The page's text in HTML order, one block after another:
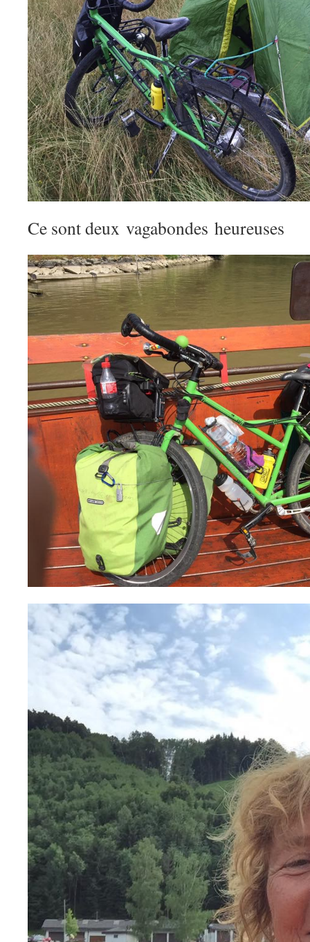
Ce sont deux vagabondes heureuses